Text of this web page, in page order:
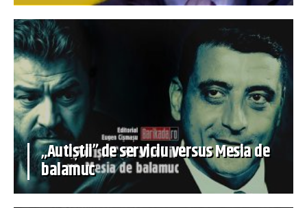
„Autiștii” de serviciu versus Mesia de
balamuc